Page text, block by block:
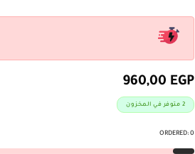
960,00 EGP
2 متوفر في المخزون
ORDERED: 0